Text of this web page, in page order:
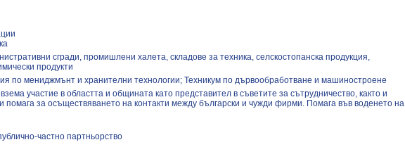
сгради, промишлени халета, складове за техника, селскостопанска продукция,
продукти
по мениджмънт и хранителни технологии; Техникум по дървообработване и машиностроене
участие в областта и общината като представител в съветите за сътрудничество, както и
помага за осъществяването на контакти между български и чужди фирми. Помага във воденето на
частно партньорство